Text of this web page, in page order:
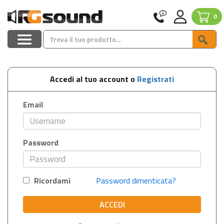
0
Accedi al tuo account o Registrati
Email
Password
Ricordami Password dimenticata?